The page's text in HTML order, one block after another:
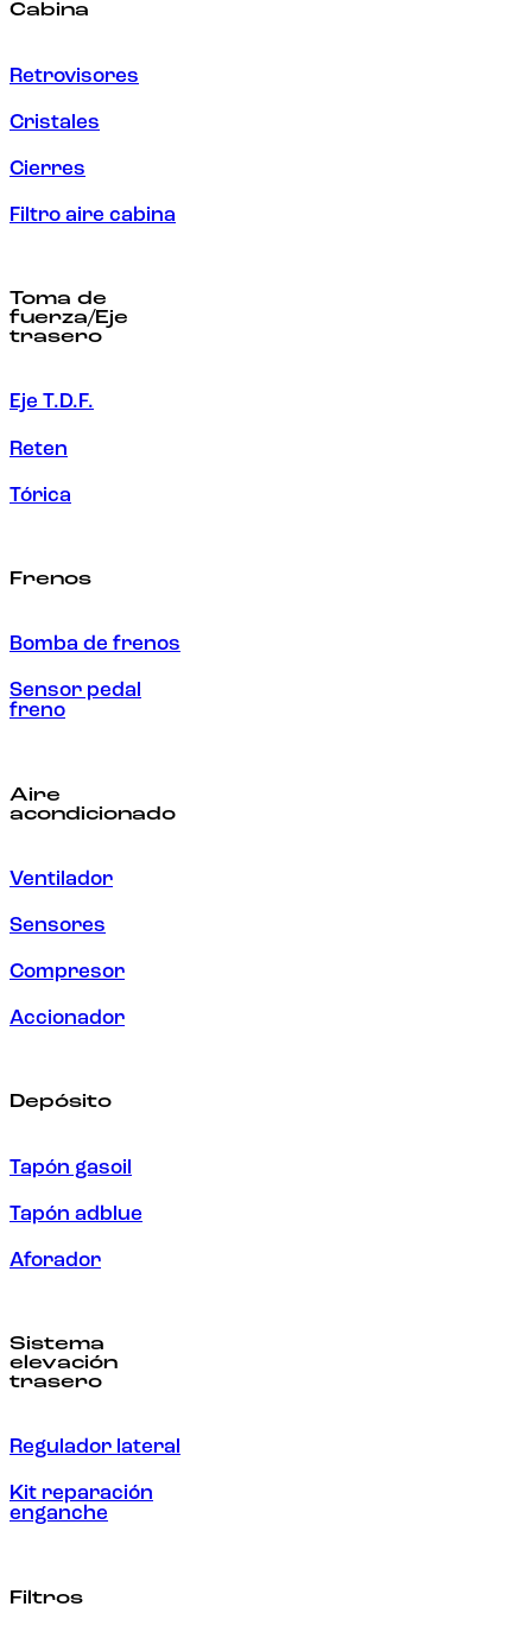
Cabina
Retrovisores
Cristales
Cierres
Filtro aire cabina
Toma de
fuerza/Eje
trasero
Eje T.D.F.
Reten
Tórica
Frenos
Bomba de frenos
Sensor pedal
freno
Aire
acondicionado
Ventilador
Sensores
Compresor
Accionador
Depósito
Tapón gasoil
Tapón adblue
Aforador
Sistema
elevación
trasero
Regulador lateral
Kit reparación
enganche
Filtros